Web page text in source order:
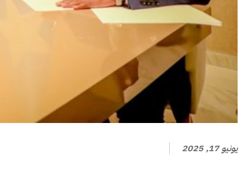
يونيو 17, 2025